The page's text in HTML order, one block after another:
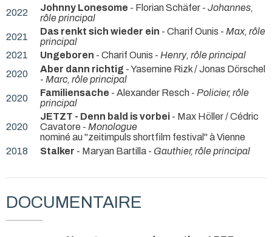
2022
Johnny Lonesome - Florian Schäfer - Johannes,
rôle principal
2021
Das renkt sich wieder ein - Charif Ounis - Max, rôle
principal
2021
Ungeboren - Charif Ounis - Henry, rôle principal
2020
Aber dann richtig - Yasemine Rizk / Jonas Dörschel
- Marc, rôle principal
2020
Familiensache - Alexander Resch - Policier, rôle
principal
2020
JETZT - Denn bald is vorbei - Max Höller / Cédric
Cavatore - Monologue
nominé au "zeitimpuls shortfilm festival" à Vienne
2018
Stalker - Maryan Bartilla - Gauthier, rôle principal
DOCUMENTAIRE